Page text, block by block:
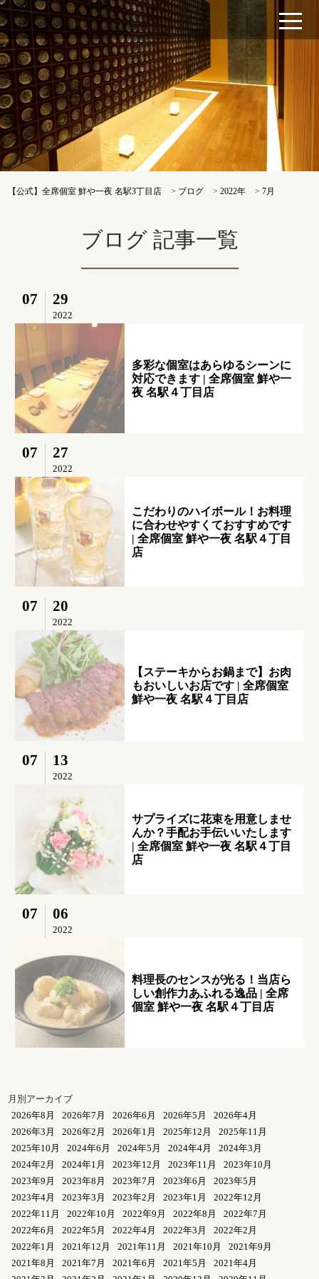
【公式】全席個室 鮮や一夜 名駅3丁目店 > ブログ >2022年 >7月
ブログ 記事一覧
07 29
2022
多彩な個室はあらゆるシーンに
対応できます | 全席個室 鮮や一
夜 名駅４丁目店
07 27
2022
こだわりのハイボール！お料理
に合わせやすくておすすめです
| 全席個室 鮮や一夜 名駅４丁目
店
07 20
2022
【ステーキからお鍋まで】お肉
もおいしいお店です | 全席個室
鮮や一夜 名駅４丁目店
07 13
2022
サプライズに花束を用意しませ
んか？手配お手伝いいたします
| 全席個室 鮮や一夜 名駅４丁目
店
07 06
2022
料理長のセンスが光る！当店ら
しい創作力あふれる逸品 | 全席
個室 鮮や一夜 名駅４丁目店
月別アーカイブ
2026年8月
2026年7月 2026年6月 2026年5月
2026年4月
2026年3月
2026年2月 2026年1月 2025年12月
2025年11月
2025年10月
2024年6月 2024年5月 2024年4月
2024年3月
2024年2月
2024年1月 2023年12月 2023年11月
2023年10月
2023年9月
2023年8月 2023年7月 2023年6月
2023年5月
2023年4月
2023年3月 2023年2月 2023年1月
2022年12月
2022年11月
2022年10月 2022年9月 2022年8月
2022年7月
2022年6月
2022年5月 2022年4月 2022年3月
2022年2月
2022年1月
2021年12月 2021年11月 2021年10月
2021年9月
2021年8月
2021年7月 2021年6月 2021年5月
2021年4月